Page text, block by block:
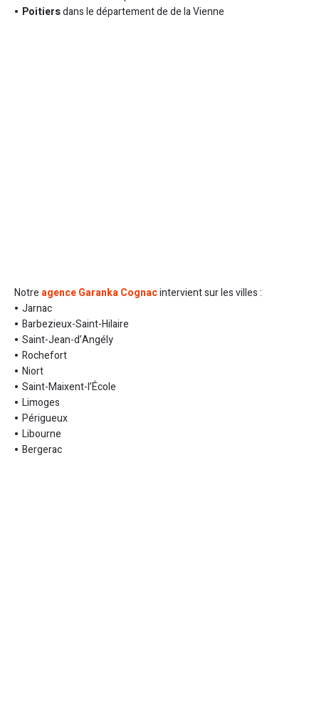
Poitiersdans le département de de la Vienne
Notre agence Garanka Cognacintervient sur les villes :
Jarnac
Barbezieux-Saint-Hilaire
Saint-Jean-d’Angély
Rochefort
Niort
Saint-Maixent-l’École
Limoges
Périgueux
Libourne
Bergerac